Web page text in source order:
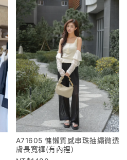
A71605 慵懶質感串珠抽繩微透
膚長寬褲(有內裡)